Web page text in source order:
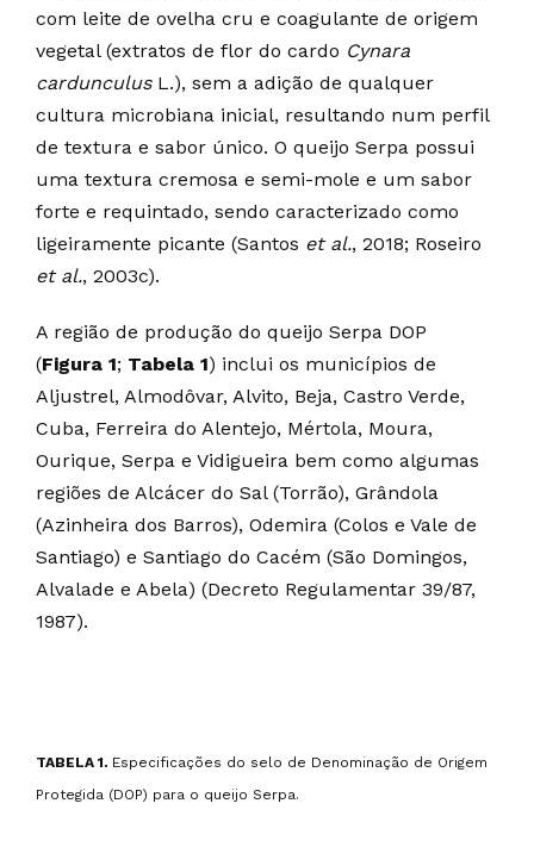
com leite de ovelha cru e coagulante de origem
vegetal (extratos de flor do cardo Cynara
cardunculusL.), sem a adição de qualquer
cultura microbiana inicial, resultando num perfil
de textura e sabor único. O queijo Serpa possui
uma textura cremosa e semi-mole e um sabor
forte e requintado, sendo caracterizado como
ligeiramente picante (Santos et al., 2018; Roseiro
et al., 2003c).
A região de produção do queijo Serpa DOP
(Figura 1; Tabela 1) inclui os municípios de
Aljustrel, Almodôvar, Alvito, Beja, Castro Verde,
Cuba, Ferreira do Alentejo, Mértola, Moura,
Ourique, Serpa e Vidigueira bem como algumas
regiões de Alcácer do Sal (Torrão), Grândola
(Azinheira dos Barros), Odemira (Colos e Vale de
Santiago) e Santiago do Cacém (São Domingos,
Alvalade e Abela) (Decreto Regulamentar 39/87,
1987).
TABELA 1. Especificações do selo de Denominação de Origem
Protegida (DOP) para o queijo Serpa.